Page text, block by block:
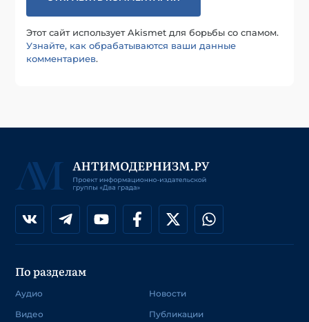
Этот сайт использует Akismet для борьбы со спамом.
Узнайте, как обрабатываются ваши данные
комментариев.
По разделам
Аудио
Видео
Новости
Публикации